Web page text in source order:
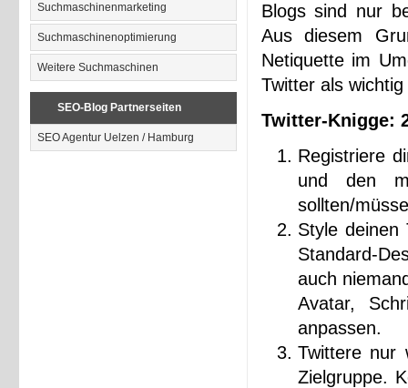
Suchmaschinenmarketing
Suchmaschinenoptimierung
Weitere Suchmaschinen
SEO-Blog Partnerseiten
SEO Agentur Uelzen / Hamburg
Blogs sind nur
Aus diesem
Netiquette im
Twitter als
Twitter-Knigge:
Registriere
und den
sollten/
Style deinen
Standard-
auch
Avatar,
anpassen.
Twittere nur
Zielgruppe.